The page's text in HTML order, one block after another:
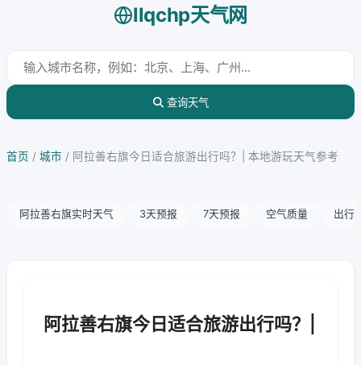
llqchp天气网
查询天气
首页 / 城市 / 阿拉善右旗今日适合旅游出行吗？| 本地游玩天气参考
阿拉善右旗实时天气 3天预报 7天预报 空气质量 出行
阿拉善右旗今日适合旅游出行吗？|